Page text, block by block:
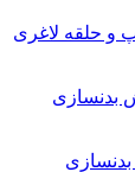
و حلقه لاغری
بدنسازی
بدنسازی